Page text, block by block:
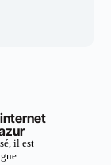
il est